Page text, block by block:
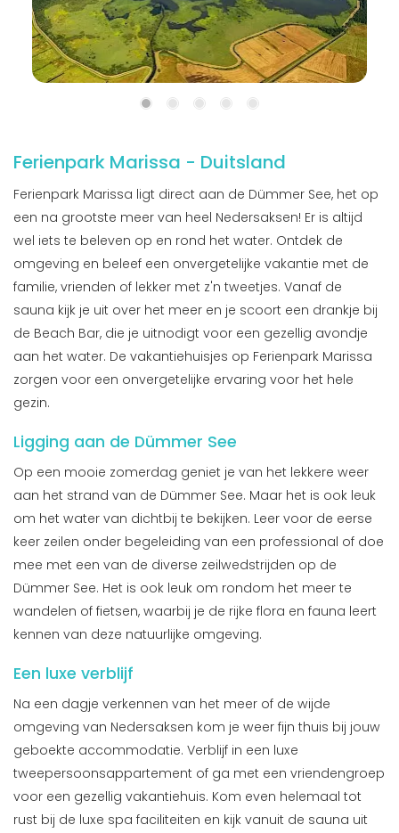
Ferienpark Marissa - Duitsland
Ferienpark Marissa ligt direct aan de Dümmer See, het op
een na grootste meer van heel Nedersaksen! Er is altijd
wel iets te beleven op en rond het water. Ontdek de
omgeving en beleef een onvergetelijke vakantie met de
familie, vrienden of lekker met z'n tweetjes. Vanaf de
sauna kijk je uit over het meer en je scoort een drankje bij
de Beach Bar, die je uitnodigt voor een gezellig avondje
aan het water. De vakantiehuisjes op Ferienpark Marissa
zorgen voor een onvergetelijke ervaring voor het hele
gezin.
Ligging aan de Dümmer See
Op een mooie zomerdag geniet je van het lekkere weer
aan het strand van de Dümmer See. Maar het is ook leuk
om het water van dichtbij te bekijken. Leer voor de eerse
keer zeilen onder begeleiding van een professional of doe
mee met een van de diverse zeilwedstrijden op de
Dümmer See. Het is ook leuk om rondom het meer te
wandelen of fietsen, waarbij je de rijke flora en fauna leert
kennen van deze natuurlijke omgeving.
Een luxe verblijf
Na een dagje verkennen van het meer of de wijde
omgeving van Nedersaksen kom je weer fijn thuis bij jouw
geboekte accommodatie. Verblijf in een luxe
tweepersoonsappartement of ga met een vriendengroep
voor een gezellig vakantiehuis. Kom even helemaal tot
rust bij de luxe spa faciliteiten en kijk vanuit de sauna uit